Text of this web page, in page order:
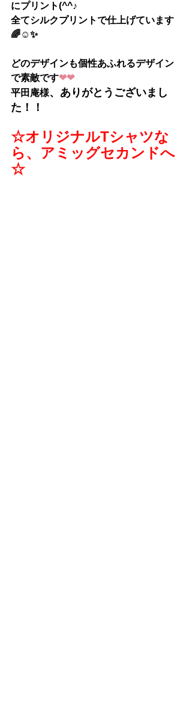
にプリント(^^♪
全てシルクプリントで仕上げています
🌈☺✨
どのデザインも個性あふれるデザイン
で素敵です❤❤
平田庵様、 ありがとうございまし
た！！
☆オリジナルTシャツな
ら、アミッグセカンドへ
☆